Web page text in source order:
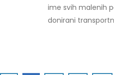
ime svih malenih
donirani